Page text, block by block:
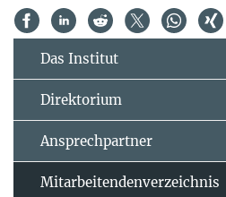
Das Institut
Direktorium
Ansprechpartner
Mitarbeitendenverzeichnis